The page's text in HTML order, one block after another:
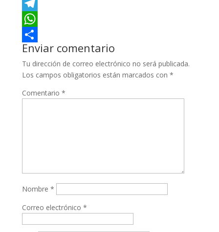
y
L
n
k
c
e
b
o
o
w
t
e
E
m
a
i
T
e
l
e
r
W
h
a
s
C
o
p
r
Enviar comentario
Tu dirección de correo electrónico no será publicada.
Los campos obligatorios están marcados con *
Comentario *
Nombre *
Correo electrónico *